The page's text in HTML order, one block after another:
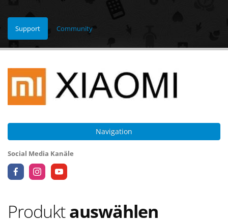
Support Community
Navigation
Social Media Kanäle
Produktauswählen